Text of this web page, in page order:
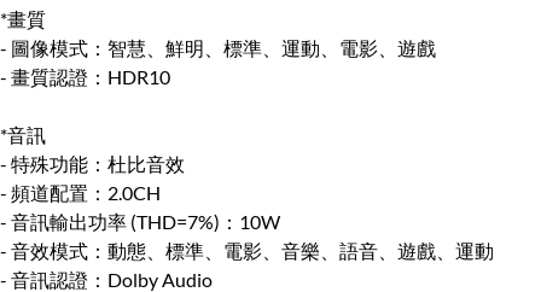
*畫質
- 圖像模式：智慧、鮮明、標準、運動、電影、遊戲
- 畫質認證：HDR10
*音訊
- 特殊功能：杜比音效
- 頻道配置：2.0CH
- 音訊輸出功率 (THD=7%)：10W
- 音效模式：動態、標準、電影、音樂、語音、遊戲、運動
- 音訊認證：Dolby Audio